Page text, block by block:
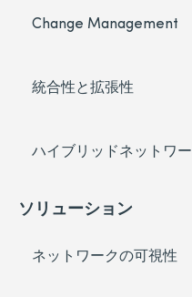
Change Management
統合性と拡張性
ハイブリッドネットワ
ソリューション
ネットワークの可視性